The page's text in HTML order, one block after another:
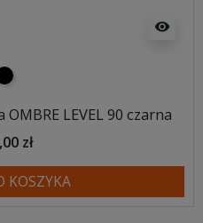
visibility
LEVEL 90 czarna
zł
KOSZYKA